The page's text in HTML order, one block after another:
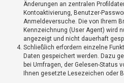
Änderungen an zentralen
Kontoaktivierung, Benutzer-
Anmeldeversuche. Die von Ihrem
Kennzeichnung (User Agent) wird
angezeigt und nicht dauerhaft
Schließlich erfordern einzelne
Daten gespeichert werden. Dazu
bei Umfragen, der Gelesen-Status
Ihnen gesetzte Lesezeichen oder